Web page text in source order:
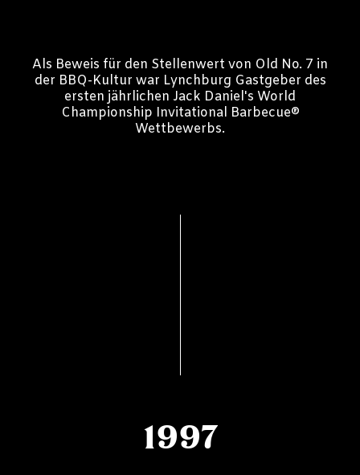
Als Beweis für den Stellenwert von Old No. 7 in
der BBQ-Kultur war Lynchburg Gastgeber des
ersten jährlichen Jack Daniel's World
Championship Invitational Barbecue®
Wettbewerbs.
1997